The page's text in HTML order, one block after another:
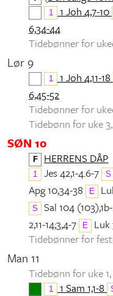
1 1 Joh 4,7-10
6,34-44
Tidebønner for
Lør 9
1 1 Joh 4,11-18
6,45-52
Tidebønner for
Tidebønn for uke
SØN 10
F HERRENS DÅP
1 Jes 42,1-4.6-7 S
Apg 10,34-38 E
S Sal 104
2,11-14;3,4-7
E
Luk
Tidebønner for
Man 11
Tidebønn for uke
1 1 Sam 1,1-8